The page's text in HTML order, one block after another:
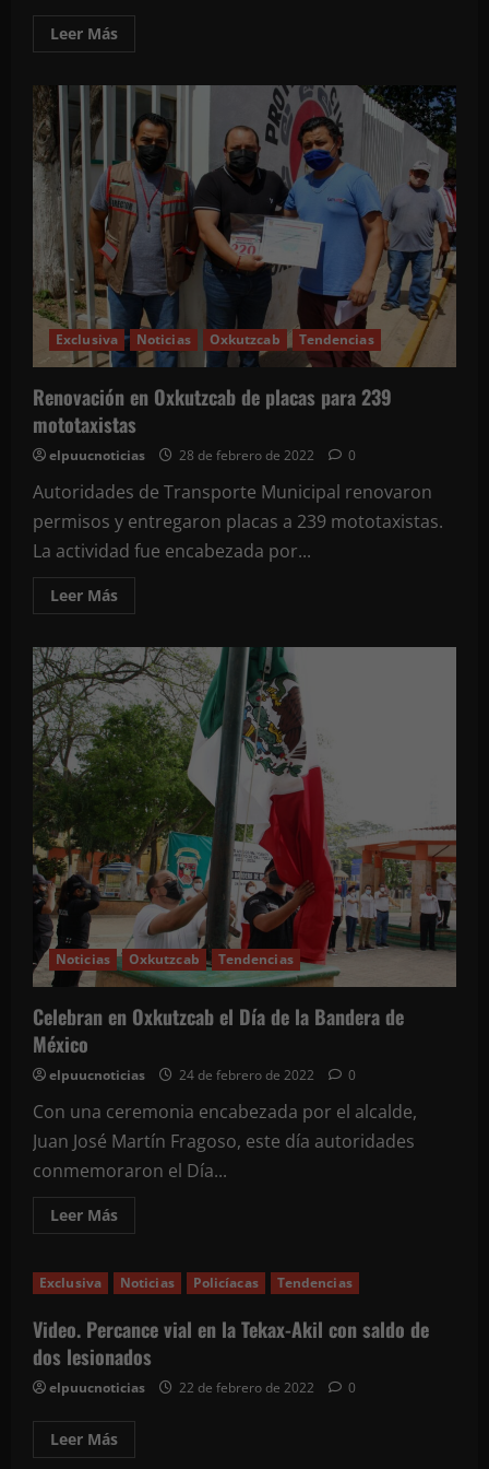
forestales
Leer MásLeer
más
Choque
cruce
céntrico
de
Tekax
Exclusiva Noticias Oxkutzcab Tendencias
Renovación en Oxkutzcab de placas para 239
mototaxistas
elpuucnoticias 28 de febrero de 2022 0
Autoridades de Transporte Municipal renovaron
permisos y entregaron placas a 239 mototaxistas.
La actividad fue encabezada por...
Leer MásLeer
más
Renovación
en
Oxkutzcab
de
placas
para
239
mototaxistas
Noticias Oxkutzcab Tendencias
Celebran en Oxkutzcab el Día de la Bandera de
México
elpuucnoticias 24 de febrero de 2022 0
Con una ceremonia encabezada por el alcalde,
Juan José Martín Fragoso, este día autoridades
conmemoraron el Día...
Leer MásLeer
más
Celebran
en
el
Día
de
la
Bandera
de
Exclusiva Noticias Policíacas Tendencias
Video. Percance vial en la Tekax-Akil con saldo de
dos lesionados
elpuucnoticias 22 de febrero de 2022 0
Leer MásLeer
más